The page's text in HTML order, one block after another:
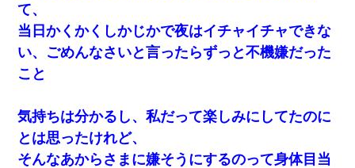
て、
当日かくかくしかじかで夜はイチャイチャできな
い、ごめんなさいと言ったらずっと不機嫌だった
こと
気持ちは分かるし、私だって楽しみにしてたのに
とは思ったけれど、
そんなあからさまに嫌そうにするのって身体目当